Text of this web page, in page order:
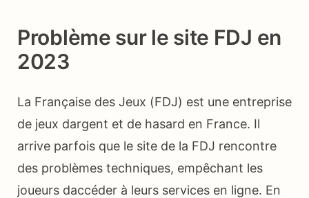
Problème sur le site FDJ en
2023
La Française des Jeux (FDJ) est une entreprise
de jeux dargent et de hasard en France. Il
arrive parfois que le site de la FDJ rencontre
des problèmes techniques, empêchant les
joueurs daccéder à leurs services en ligne. En